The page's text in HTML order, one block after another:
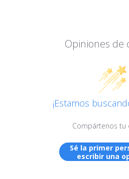
Opiniones de
¡Estamos
Compártenos tu
Sé la primer
escribir una